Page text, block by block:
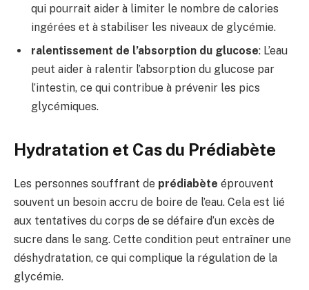
qui pourrait aider à limiter le nombre de calories
ingérées et à stabiliser les niveaux de glycémie.
ralentissement de l’absorption du glucose: L’eau
peut aider à ralentir l’absorption du glucose par
l’intestin, ce qui contribue à prévenir les pics
glycémiques.
Hydratation et Cas du Prédiabète
Les personnes souffrant de prédiabète éprouvent
souvent un besoin accru de boire de l’eau. Cela est lié
aux tentatives du corps de se défaire d’un excès de
sucre dans le sang. Cette condition peut entraîner une
déshydratation, ce qui complique la régulation de la
glycémie.